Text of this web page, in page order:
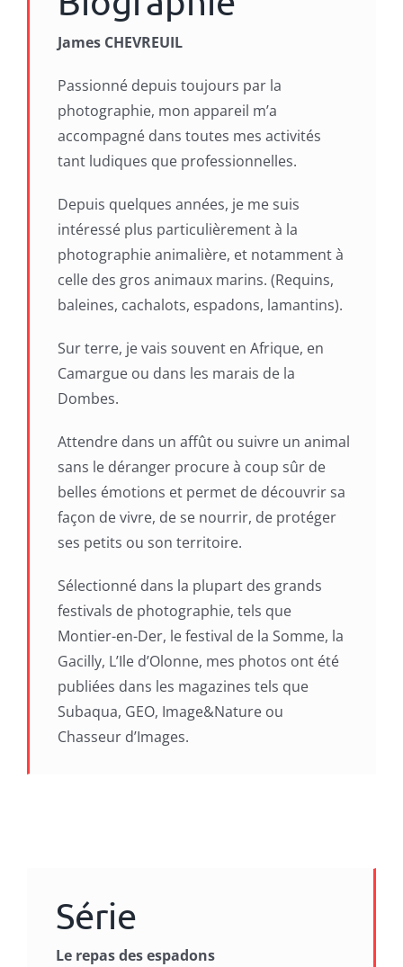
James CHEVREUIL
Passionné depuis toujours par la
photographie, mon appareil m’a
accompagné dans toutes mes activités
tant ludiques que professionnelles.
Depuis quelques années, je me suis
intéressé plus particulièrement à la
photographie animalière, et notamment à
celle des gros animaux marins. (Requins,
baleines, cachalots, espadons, lamantins).
Sur terre, je vais souvent en Afrique, en
Camargue ou dans les marais de la
Dombes.
Attendre dans un affût ou suivre un animal
sans le déranger procure à coup sûr de
belles émotions et permet de découvrir sa
façon de vivre, de se nourrir, de protéger
ses petits ou son territoire.
Sélectionné dans la plupart des grands
festivals de photographie, tels que
Montier-en-Der, le festival de la Somme, la
Gacilly, L’Ile d’Olonne, mes photos ont été
publiées dans les magazines tels que
Subaqua, GEO, Image&Nature ou
Chasseur d’Images.
Série
Le repas des espadons